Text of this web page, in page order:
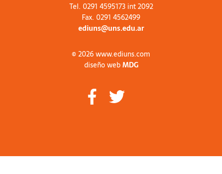
Tel. 0291 4595173 int 2092
Fax. 0291 4562499
ediuns@uns.edu.ar
© 2026 www.ediuns.com
diseño webMDG